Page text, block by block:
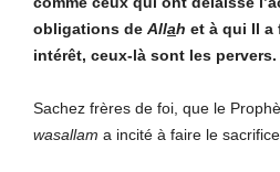
obligations de Allah et à qui Il a
intérêt, ceux-là sont les pervers.
Sachez frères de foi, que le
wasallam a incité à faire le